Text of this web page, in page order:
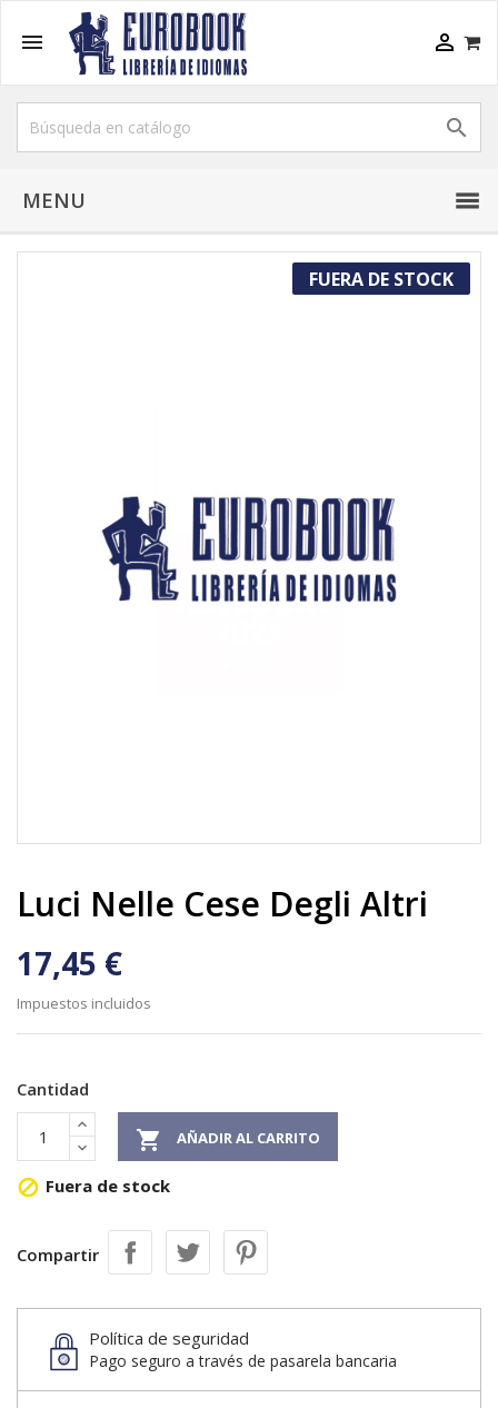
 

MENU
FUERA DE STOCK
Luci Nelle Cese Degli Altri
17,45 €
Impuestos incluidos
Cantidad
 AÑADIR AL CARRITO
 Fuera de stock
Compartir
Política de seguridad
Pago seguro a través de pasarela bancaria